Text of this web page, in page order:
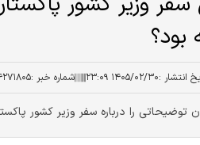
انتشار :۱۴۰۵/۰۲/۳۰ ۲۳:۰۹ شماره خبر :
توضیحاتی را درباره سفر وزیر کشور